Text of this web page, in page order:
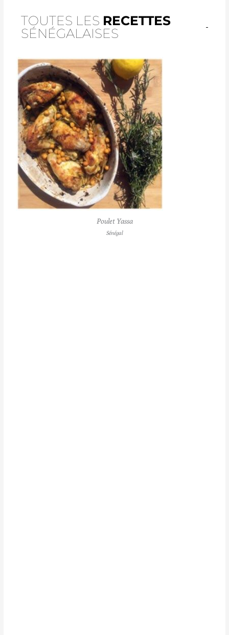
TOUTES LES RECETTES
SÉNÉGALAISES
Poulet Yassa
Sénégal